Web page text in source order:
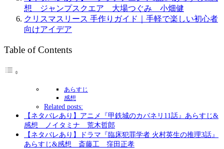
想 ジャンプスクエア 大場つぐみ 小畑健
クリスマスリース 手作りガイド｜手軽で楽しい初心者
向けアイデア
Table of Contents
あらすじ
感想
Related posts:
【ネタバレあり】アニメ『甲鉄城のカバネリ11話』あらすじ&
感想 ノイタミナ 荒木哲郎
【ネタバレあり】ドラマ『臨床犯罪学者 火村英生の推理3話』
あらすじ&感想 斎藤工 窪田正孝